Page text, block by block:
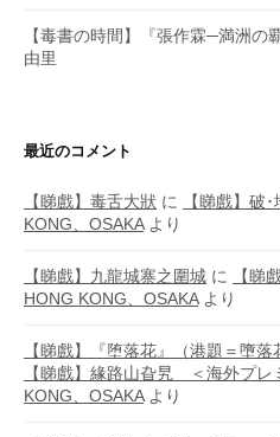
【毒書の時間】『張作霖─満洲
由里
最近のコメント
【睇戲】毒舌大狀 に
【睇戲】破
KONG、OSAKAより
【睇戲】九龍城寨之圍城 に
【睇
HONG KONG、OSAKAより
【睇戲】『堕落花』（港題＝墮
【睇戲】緣路山旮旯 ＜海外プレ
KONG、OSAKAより